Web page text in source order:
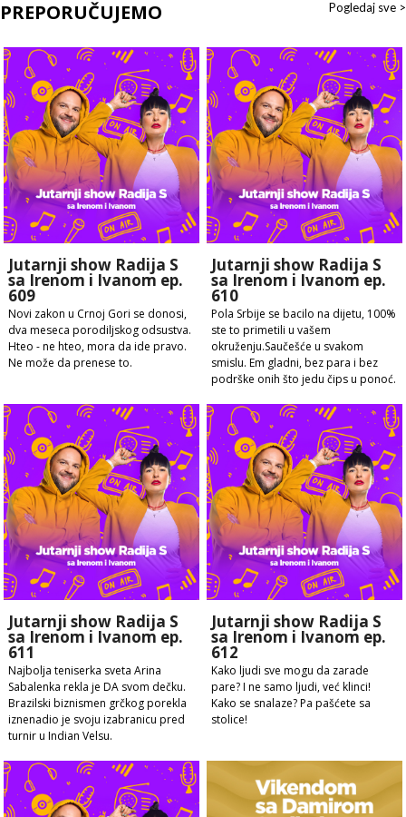
PREPORUČUJEMO Pogledaj sve >
Jutarnji show Radija S
sa Irenom i Ivanom ep.
609
Novi zakon u Crnoj Gori se donosi,
dva meseca porodiljskog odsustva.
Hteo - ne hteo, mora da ide pravo.
Ne može da prenese to.
Jutarnji show Radija S
sa Irenom i Ivanom ep.
610
Pola Srbije se bacilo na dijetu, 100%
ste to primetili u vašem
okruženju.Saučešće u svakom
smislu. Em gladni, bez para i bez
podrške onih što jedu čips u ponoć.
Jutarnji show Radija S
sa Irenom i Ivanom ep.
611
Najbolja teniserka sveta Arina
Sabalenka rekla je DA svom dečku.
Brazilski biznismen grčkog porekla
iznenadio je svoju izabranicu pred
turnir u Indian Velsu.
Jutarnji show Radija S
sa Irenom i Ivanom ep.
612
Kako ljudi sve mogu da zarade
pare? I ne samo ljudi, već klinci!
Kako se snalaze? Pa pašćete sa
stolice!